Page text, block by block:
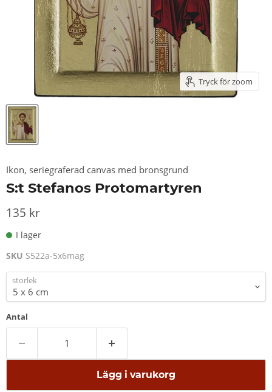
Tryck för zoom
Ikon, seriegraferad canvas med bronsgrund
S:t Stefanos Protomartyren
135 kr
I lager
SKU S522a-5x6mag
storlek
Antal
Lägg i varukorg